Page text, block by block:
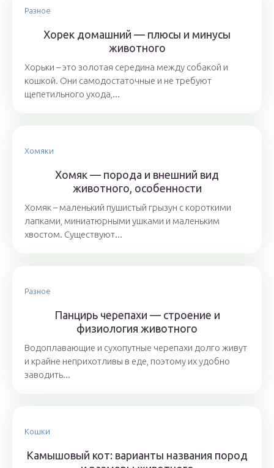
Разное
Хорек домашний — плюсы и минусы
животного
Хорьки – это золотая середина между собакой и
кошкой. Они самодостаточные и не требуют
щепетильного ухода,...
Хомяки
Хомяк — порода и внешний вид
животного, особенности
Хомяк – маленький пушистый грызун с короткими
лапками, миниатюрными ушками и маленьким
хвостом. Существуют...
Разное
Панцирь черепахи — строение и
физиология животного
Водоплавающие и сухопутные черепахи долго живут
и крайне неприхотливы в еде, поэтому их удобно
заводить...
Кошки
Камышовый кот: варианты названия пород